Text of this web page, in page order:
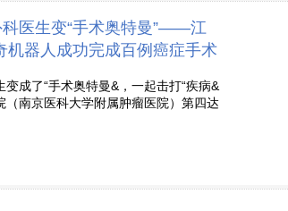
科医生变“手术奥特曼”——江
机器人成功完成百例癌症手术
成了“手术奥特曼&，一起击打“疾病&
南京医科大学附属肿瘤医院）第四达